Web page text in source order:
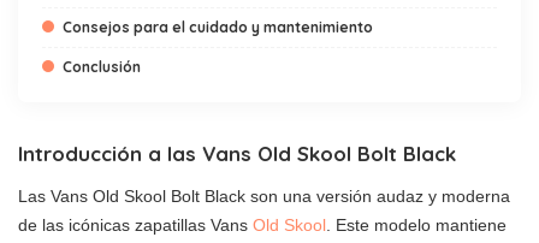
Consejos para el cuidado y mantenimiento
Conclusión
Introducción a las Vans Old Skool Bolt Black
Las Vans Old Skool Bolt Black son una versión audaz y moderna
de las icónicas zapatillas Vans Old Skool . Este modelo mantiene